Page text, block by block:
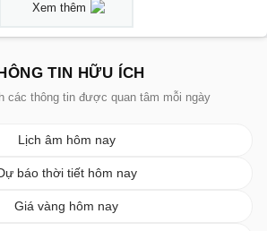
Xem thêm
TIN HỮU ÍCH
các thông tin được quan tâm mỗi ngày
Lịch âm hôm nay
báo thời tiết hôm nay
Giá vàng hôm nay